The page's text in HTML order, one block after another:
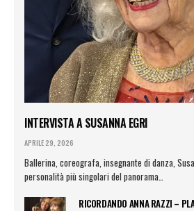
INTERVISTA A SUSANNA EGRI
APRILE 29, 2026
Ballerina, coreografa, insegnante di danza,
personalità più singolari del panorama…
RICORDANDO ANNA RAZZI –